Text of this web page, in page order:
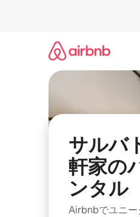
サルバ
軒家の
ンタル
Airbnbでユニー